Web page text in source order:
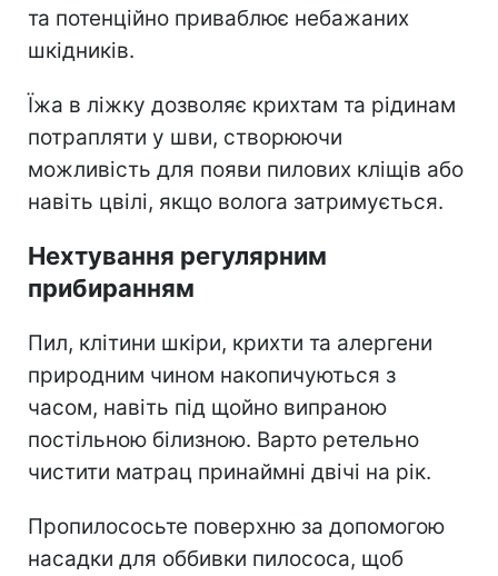
та потенційно приваблює небажаних
шкідників.
Їжа в ліжку дозволяє крихтам та рідинам
потрапляти у шви, створюючи
можливість для появи пилових кліщів або
навіть цвілі, якщо волога затримується.
Нехтування регулярним
прибиранням
Пил, клітини шкіри, крихти та алергени
природним чином накопичуються з
часом, навіть під щойно випраною
постільною білизною. Варто ретельно
чистити матрац принаймні двічі на рік.
Пропилососьте поверхню за допомогою
насадки для оббивки пилососа, щоб